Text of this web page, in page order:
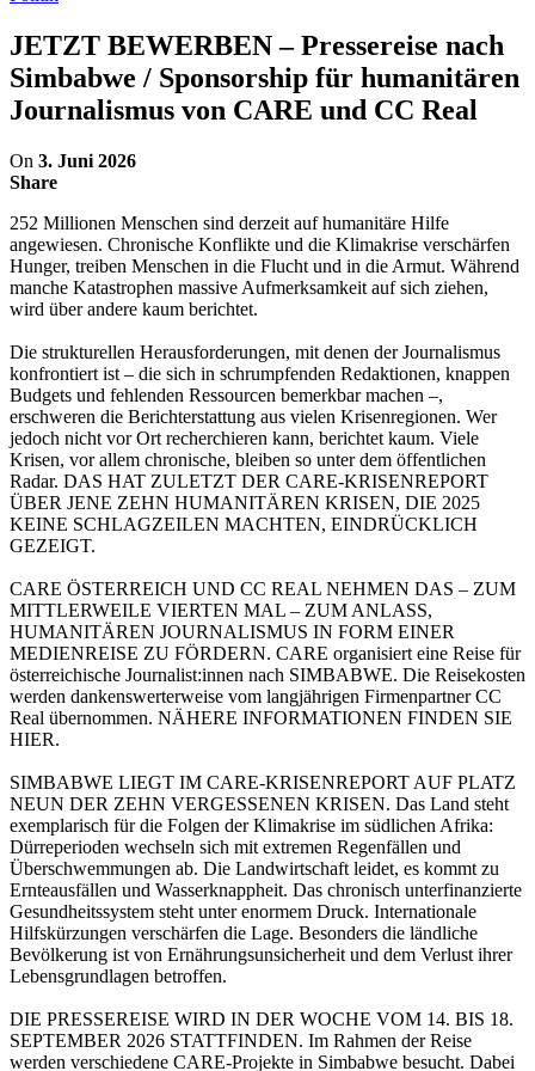
JETZT BEWERBEN – Pressereise nach
Simbabwe / Sponsorship für humanitären
Journalismus von CARE und CC Real
On 3. Juni 2026
Share
252 Millionen Menschen sind derzeit auf humanitäre Hilfe
angewiesen. Chronische Konflikte und die Klimakrise verschärfen
Hunger, treiben Menschen in die Flucht und in die Armut. Während
manche Katastrophen massive Aufmerksamkeit auf sich ziehen,
wird über andere kaum berichtet.
Die strukturellen Herausforderungen, mit denen der Journalismus
konfrontiert ist – die sich in schrumpfenden Redaktionen, knappen
Budgets und fehlenden Ressourcen bemerkbar machen –,
erschweren die Berichterstattung aus vielen Krisenregionen. Wer
jedoch nicht vor Ort recherchieren kann, berichtet kaum. Viele
Krisen, vor allem chronische, bleiben so unter dem öffentlichen
Radar. DAS HAT ZULETZT DER CARE-KRISENREPORT
ÜBER JENE ZEHN HUMANITÄREN KRISEN, DIE 2025
KEINE SCHLAGZEILEN MACHTEN, EINDRÜCKLICH
GEZEIGT.
CARE ÖSTERREICH UND CC REAL NEHMEN DAS – ZUM
MITTLERWEILE VIERTEN MAL – ZUM ANLASS,
HUMANITÄREN JOURNALISMUS IN FORM EINER
MEDIENREISE ZU FÖRDERN. CARE organisiert eine Reise für
österreichische Journalist:innen nach SIMBABWE. Die Reisekosten
werden dankenswerterweise vom langjährigen Firmenpartner CC
Real übernommen. NÄHERE INFORMATIONEN FINDEN SIE
HIER.
SIMBABWE LIEGT IM CARE-KRISENREPORT AUF PLATZ
NEUN DER ZEHN VERGESSENEN KRISEN. Das Land steht
exemplarisch für die Folgen der Klimakrise im südlichen Afrika:
Dürreperioden wechseln sich mit extremen Regenfällen und
Überschwemmungen ab. Die Landwirtschaft leidet, es kommt zu
Ernteausfällen und Wasserknappheit. Das chronisch unterfinanzierte
Gesundheitssystem steht unter enormem Druck. Internationale
Hilfskürzungen verschärfen die Lage. Besonders die ländliche
Bevölkerung ist von Ernährungsunsicherheit und dem Verlust ihrer
Lebensgrundlagen betroffen.
DIE PRESSEREISE WIRD IN DER WOCHE VOM 14. BIS 18.
SEPTEMBER 2026 STATTFINDEN. Im Rahmen der Reise
werden verschiedene CARE-Projekte in Simbabwe besucht. Dabei